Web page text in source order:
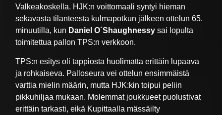
Valkeakoskella. HJK:n voittomaali syntyi hieman
sekavasta tilanteesta kulmapotkun jälkeen ottelun 65.
minuutilla, kun Daniel O´Shaughnessy sai lopulta
toimitettua pallon TPS:n verkkoon.
TPS:n esitys oli tappiosta huolimatta erittäin lupaava
ja rohkaiseva. Palloseura vei ottelun ensimmäistä
varttia mielin määrin, mutta HJK:kin toipui peliin
pikkuhiljaa mukaan. Molemmat joukkueet puolustivat
erittäin tarkasti, eikä Kupittaalla mässäilty